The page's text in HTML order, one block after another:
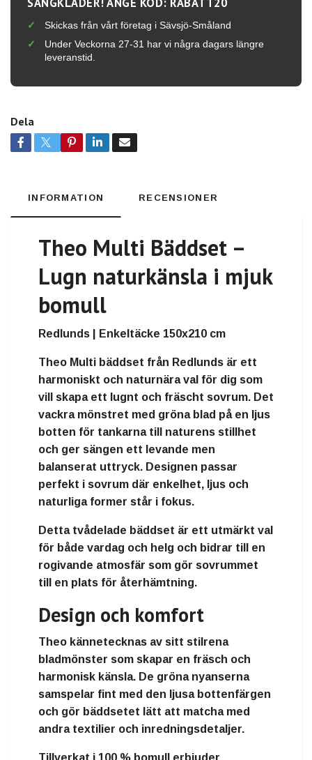
Skickas från vårt företag i Sävsjö-Småland
Under Veckorna 27-31 har vi några dagars längre
leveranstid.
Dela
INFORMATION RECENSIONER
Theo Multi Bäddset –
Lugn naturkänsla i mjuk
bomull
Redlunds | Enkeltäcke 150x210 cm
Theo Multi bäddset från Redlunds är ett
harmoniskt och naturnära val för dig som
vill skapa ett lugnt och fräscht sovrum. Det
vackra mönstret med gröna blad på en ljus
botten för tankarna till naturens stillhet
och ger sängen ett levande men
balanserat uttryck. Designen passar
perfekt i sovrum där enkelhet, ljus och
naturliga former står i fokus.
Detta tvådelade bäddset är ett utmärkt val
för både vardag och helg och bidrar till en
rogivande atmosfär som gör sovrummet
till en plats för återhämtning.
Design och komfort
Theo kännetecknas av sitt stilrena
bladmönster som skapar en fräsch och
harmonisk känsla. De gröna nyanserna
samspelar fint med den ljusa bottenfärgen
och gör bäddsetet lätt att matcha med
andra textilier och inredningsdetaljer.